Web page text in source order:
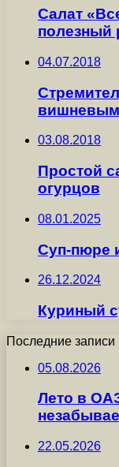
Салат
полезный
04.07.2018
03.08.2018
Простой
огурцов
08.01.2025
Суп-пюре
26.12.2024
Куриный
Последние записи
05.08.2026
Лето в
22.05.2026